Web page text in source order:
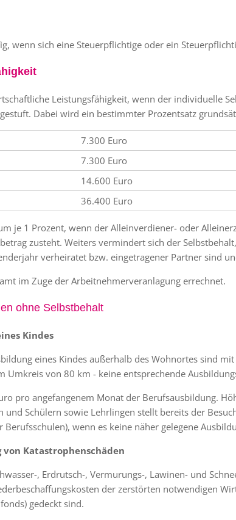
wenn sich eine Steuerpflichtige oder ein
Leistungsfähigkeit, wenn der individuelle
Dabei wird ein bestimmter Prozentsatz
7.300 Euro
7.300 Euro
14.600 Euro
36.400 Euro
je 1 Prozent, wenn der Alleinverdiener- oder
zusteht. Weiters vermindert sich der
verheiratet bzw. eingetragener Partner sind
im Zuge der Arbeitnehmerveranlagung errechnet.
ohne Selbstbehalt
Kindes
eines Kindes außerhalb des Wohnortes sind
Umkreis von 80 km - keine entsprechende
pro angefangenem Monat der Berufsausbildung.
und Schülern sowie Lehrlingen stellt bereits der
wenn es keine näher gelegene
Katastrophenschäden
, Erdrutsch-, Vermurungs-, Lawinen- und
der zerstörten notwendigen
gedeckt sind.